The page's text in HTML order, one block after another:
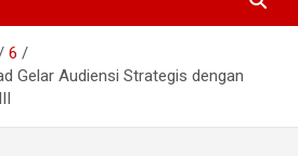
6
Gelar Audiensi Strategis dengan